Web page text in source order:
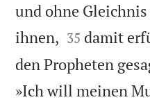
und ohne
ihnen, 

35 damit
den Propheten
»Ich will meinen